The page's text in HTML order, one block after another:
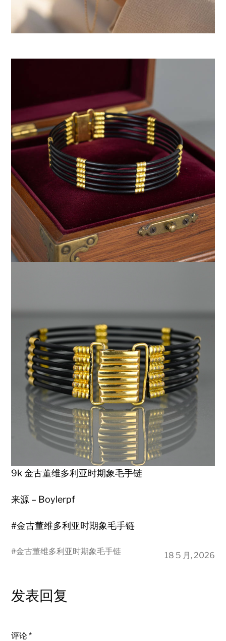
9k 金古董维多利亚时期象毛手链
来源 – Boylerpf
#金古董维多利亚时期象毛手链
#金古董维多利亚时期象毛手链 18 5 月, 2026
发表回复
评论*